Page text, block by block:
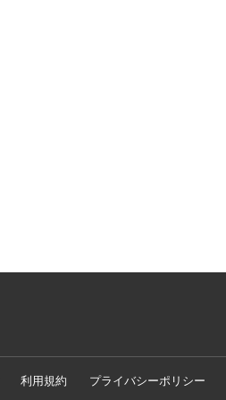
利用規約 プライバシーポリシー